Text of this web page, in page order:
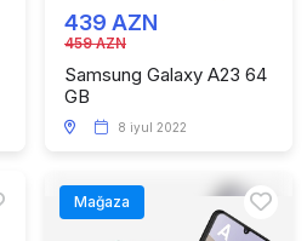
439 AZN
459 AZN
Samsung Galaxy A23 64
GB
8 iyul 2022
Mağaza